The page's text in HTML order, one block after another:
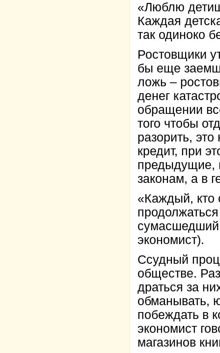
«Люблю
Каждая
так одиноко
Ростовщики
бы еще
ложь –
денег
обращении
того чтобы
разорить,
кредит, при
предыдущие,
законам, а в
«Каждый, кто
экономист).
Ссудный
обществе.
драться за
обманывать,
побеждать в
экономист
магазинов